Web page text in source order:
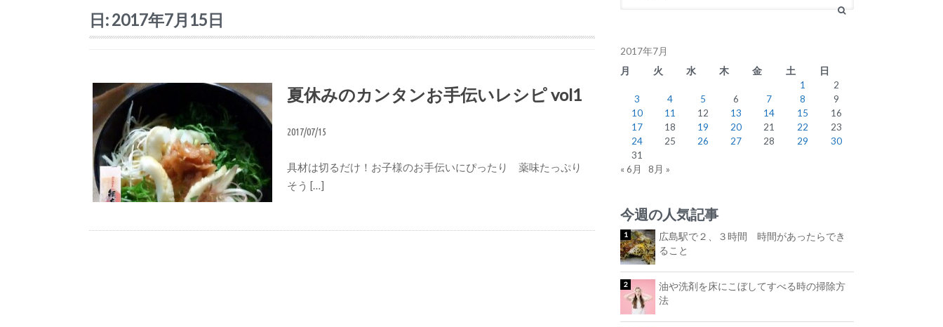
日:2017年7月15日
夏休みのカンタンお手伝いレシピ vol1
2017/07/15
具材は切るだけ！お子様のお手伝いにぴったり 薬味たっぷり
そう […]
2017年7月
月
火 水 木 金 土
日
1
2
3
4 5 6 7 8
9
10
11 12 13 14 15
16
17
18 19 20 21 22
23
24
25 26 27 28 29
30
31
« 6月
8月 »
今週の人気記事
広島駅で２、３時間 時間があったらでき
ること
油や洗剤を床にこぼしてすべる時の掃除方
法